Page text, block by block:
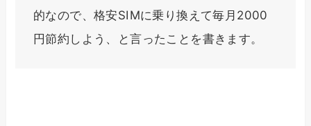
的なので、格安SIMに乗り換えて毎月2000
円節約しよう、と言ったことを書きます。